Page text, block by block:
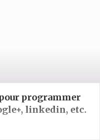
programmer
linkedin, etc.